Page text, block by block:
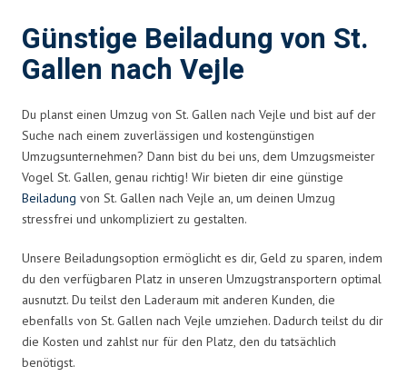
Günstige Beiladung von St.
Gallen nach Vejle
Du planst einen Umzug von St. Gallen nach Vejle und bist auf der
Suche nach einem zuverlässigen und kostengünstigen
Umzugsunternehmen? Dann bist du bei uns, dem Umzugsmeister
Vogel St. Gallen, genau richtig! Wir bieten dir eine günstige
Beiladung von St. Gallen nach Vejle an, um deinen Umzug
stressfrei und unkompliziert zu gestalten.
Unsere Beiladungsoption ermöglicht es dir, Geld zu sparen, indem
du den verfügbaren Platz in unseren Umzugstransportern optimal
ausnutzt. Du teilst den Laderaum mit anderen Kunden, die
ebenfalls von St. Gallen nach Vejle umziehen. Dadurch teilst du dir
die Kosten und zahlst nur für den Platz, den du tatsächlich
benötigst.